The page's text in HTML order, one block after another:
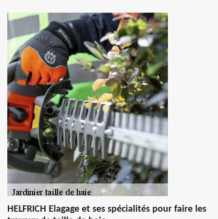
HELFRICH Elagage et ses spécialités pour faire les